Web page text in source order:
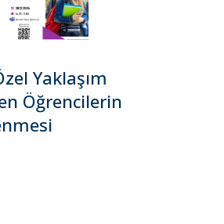
Yaklaşım
Öğrencilerin